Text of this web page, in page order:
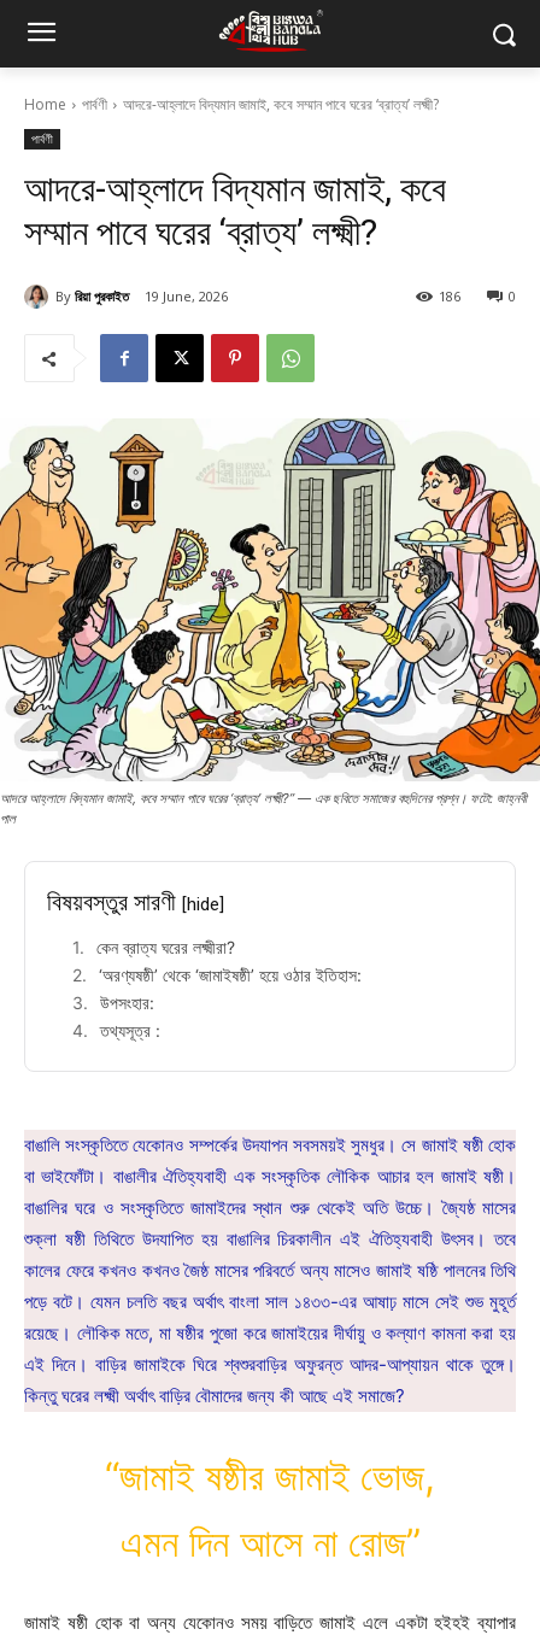
Home পার্বণী আদরে-আহ্লাদে বিদ্যমান জামাই, কবে সম্মান পাবে ঘরের ‘ব্রাত্য’ লক্ষ্মী?
পার্বণী
আদরে-আহ্লাদে বিদ্যমান জামাই, কবে
সম্মান পাবে ঘরের ‘ব্রাত্য’ লক্ষ্মী?
By রিয়া পুরকাইত 19 June, 2026 0
186
আদরে আহ্লাদে বিদ্যমান জামাই, কবে সম্মান পাবে ঘরের ‘ব্রাত্য’ লক্ষ্মী?” — এক ছবিতে সমাজের বহুদিনের প্রশ্ন। ফটো: জাহ্নবী
পাল
বিষয়বস্তুর সারণী [hide]
কেন ব্রাত্য ঘরের লক্ষ্মীরা?
‘অরণ্যষষ্ঠী’ থেকে ‘জামাইষষ্ঠী’ হয়ে ওঠার ইতিহাস:
উপসংহার:
তথ্যসূত্র :
বাঙালি সংস্কৃতিতে যেকোনও সম্পর্কের উদযাপন সবসময়ই সুমধুর। সে জামাই ষষ্ঠী হোক
বা ভাইফোঁটা। বাঙালীর ঐতিহ্যবাহী এক সংস্কৃতিক লৌকিক আচার হল জামাই ষষ্ঠী।
বাঙালির ঘরে ও সংস্কৃতিতে জামাইদের স্থান শুরু থেকেই অতি উচ্চে। জ্যৈষ্ঠ মাসের
শুক্লা ষষ্ঠী তিথিতে উদযাপিত হয় বাঙালির চিরকালীন এই ঐতিহ্যবাহী উৎসব। তবে
কালের ফেরে কখনও কখনও জৈষ্ঠ মাসের পরিবর্তে অন্য মাসেও জামাই ষষ্ঠি পালনের তিথি
পড়ে বটে। যেমন চলতি বছর অর্থাৎ বাংলা সাল ১৪৩৩-এর আষাঢ় মাসে সেই শুভ মুহূর্ত
রয়েছে। লৌকিক মতে, মা ষষ্ঠীর পুজো করে জামাইয়ের দীর্ঘায়ু ও কল্যাণ কামনা করা হয়
এই দিনে। বাড়ির জামাইকে ঘিরে শ্বশুরবাড়ির অফুরন্ত আদর-আপ্যায়ন থাকে তুঙ্গে।
কিন্তু ঘরের লক্ষ্মী অর্থাৎ বাড়ির বৌমাদের জন্য কী আছে এই সমাজে?
“জামাই ষষ্ঠীর জামাই ভোজ,
এমন দিন আসে না রোজ”
জামাই ষষ্ঠী হোক বা অন্য যেকোনও সময় বাড়িতে জামাই এলে একটা হইহই ব্যাপার